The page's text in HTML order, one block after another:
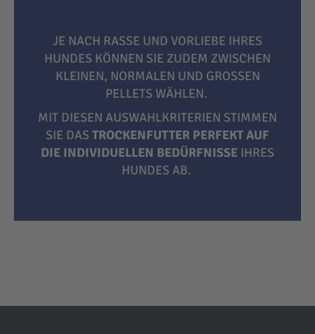
JE NACH RASSE UND VORLIEBE IHRES
HUNDES KÖNNEN SIE ZUDEM ZWISCHEN
KLEINEN, NORMALEN UND GROSSEN P
ELLETS WÄHLEN.
MIT DIESEN AUSWAHLKRITERIEN STIMMEN
SIE DAS TROCKENFUTTER PERFEKT AUF
DIE INDIVIDUELLEN BEDÜRFNISSE IHRES
HUNDES AB.